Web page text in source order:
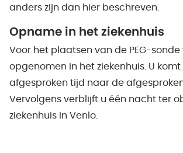
anders zijn dan hier beschreven.
Opname in het ziekenhuis
Voor het plaatsen van de PEG-sonde
opgenomen in het ziekenhuis. U
afgesproken tijd naar de
Vervolgens verblijft u één nacht ter
ziekenhuis in Venlo.